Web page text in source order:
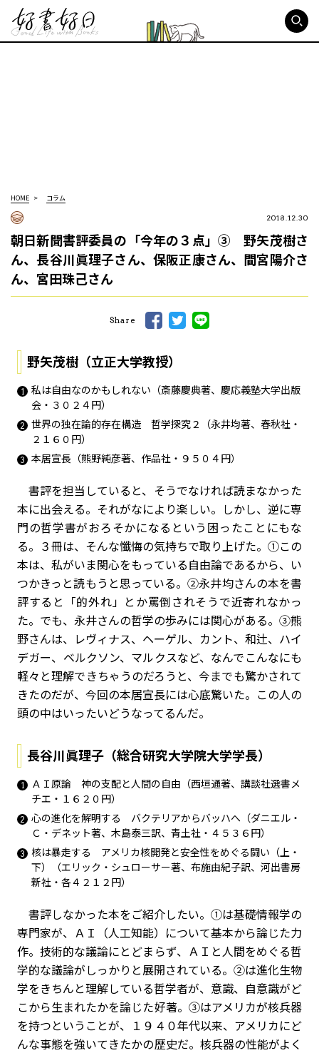
HOME コラム
2018.12.30
朝日新聞書評委員の「今年の３点」③ 野矢茂樹さ
ん、長谷川眞理子さん、保阪正康さん、間宮陽介さ
ん、宮田珠己さん
Share
野矢茂樹（立正大学教授）
私は自由なのかもしれない（斎藤慶典著、慶応義塾大学出版
会・３０２４円）
世界の独在論的存在構造 哲学探究２（永井均著、春秋社・
２１６０円）
本居宣長（熊野純彦著、作品社・９５０４円）
書評を担当していると、そうでなければ読まなかった
本に出会える。それがなにより楽しい。しかし、逆に専
門の哲学書がおろそかになるという困ったことにもな
る。３冊は、そんな懺悔の気持ちで取り上げた。①この
本は、私がいま関心をもっている自由論であるから、い
つかきっと読もうと思っている。②永井均さんの本を書
評すると「的外れ」とか罵倒されそうで近寄れなかっ
た。でも、永井さんの哲学の歩みには関心がある。③熊
野さんは、レヴィナス、ヘーゲル、カント、和辻、ハイ
デガー、ベルクソン、マルクスなど、なんでこんなにも
軽々と理解できちゃうのだろうと、今までも驚かされて
きたのだが、今回の本居宣長には心底驚いた。この人の
頭の中はいったいどうなってるんだ。
長谷川眞理子（総合研究大学院大学学長）
ＡＩ原論 神の支配と人間の自由（西垣通著、講談社選書メ
チエ・１６２０円）
心の進化を解明する バクテリアからバッハへ（ダニエル・
Ｃ・デネット著、木島泰三訳、青土社・４５３６円）
核は暴走する アメリカ核開発と安全性をめぐる闘い（上・
下）（エリック・シュローサー著、布施由紀子訳、河出書房
新社・各４２１２円）
書評しなかった本をご紹介したい。①は基礎情報学の
専門家が、ＡＩ（人工知能）について基本から論じた力
作。技術的な議論にとどまらず、ＡＩと人間をめぐる哲
学的な議論がしっかりと展開されている。②は進化生物
学をきちんと理解している哲学者が、意識、自意識がど
こから生まれたかを論じた好著。③はアメリカが核兵器
を持つということが、１９４０年代以来、アメリカにど
んな事態を強いてきたかの歴史だ。核兵器の性能がよく